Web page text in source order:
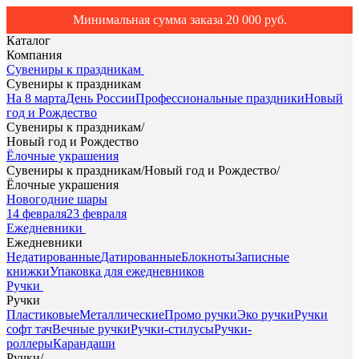
Минимальная сумма заказа 20 000 руб.
Каталог
Компания
Сувениры к праздникам
Сувениры к праздникам
На 8 мартаДень РоссииПрофессиональные праздникиНовый
год и Рождество
Сувениры к праздникам/
Новый год и Рождество
Ёлочные украшения
Сувениры к праздникам/Новый год и Рождество/
Ёлочные украшения
Новогодние шары
14 февраля23 февраля
Ежедневники
Ежедневники
НедатированныеДатированныеБлокнотыЗаписные
книжкиУпаковка для ежедневников
Ручки
Ручки
ПластиковыеМеталлическиеПромо ручкиЭко ручкиРучки
софт тачВечные ручкиРучки-стилусыРучки-
роллерыКарандаши